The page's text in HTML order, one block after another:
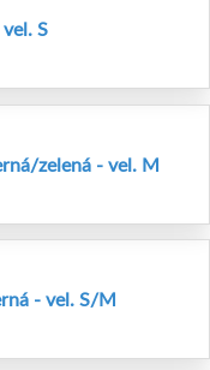
S
zelená - vel. M
- vel. S/M